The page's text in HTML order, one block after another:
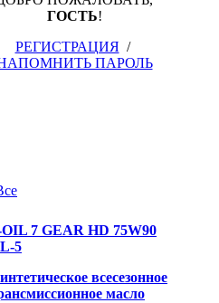
ГОСТЬ!
РЕГИСТРАЦИЯ/
ПАРОЛЬ
OIL 7 GEAR HD 75W90
5
всесезонное
масло